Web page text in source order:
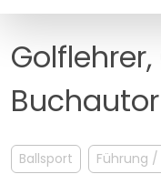
MANAGEMENT
Buchautor
Ballsport
Führung